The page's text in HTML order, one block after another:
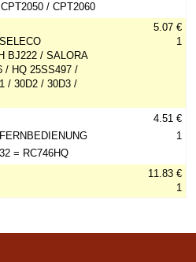
/ CPT2060
BJ222 / SALORA
/ HQ 25SS497 /
/ 30D2 / 30D3 /
5.07 €
1
= RC746HQ
4.51 €
1
11.83 €
1